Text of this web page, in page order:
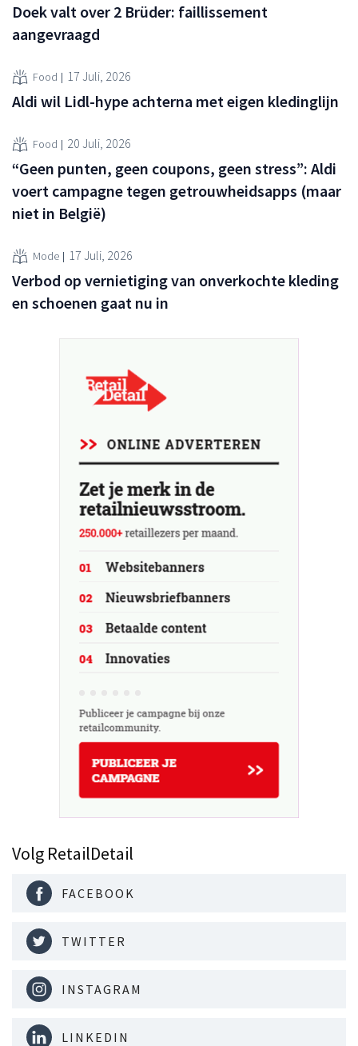
Doek valt over 2 Brüder: faillissement
aangevraagd
Food 17 Juli, 2026
Aldi wil Lidl-hype achterna met eigen kledinglijn
Food 20 Juli, 2026
“Geen punten, geen coupons, geen stress”: Aldi
voert campagne tegen getrouwheidsapps (maar
niet in België)
Mode 17 Juli, 2026
Verbod op vernietiging van onverkochte kleding
en schoenen gaat nu in
Volg RetailDetail
FACEBOOK
TWITTER
INSTAGRAM
LINKEDIN